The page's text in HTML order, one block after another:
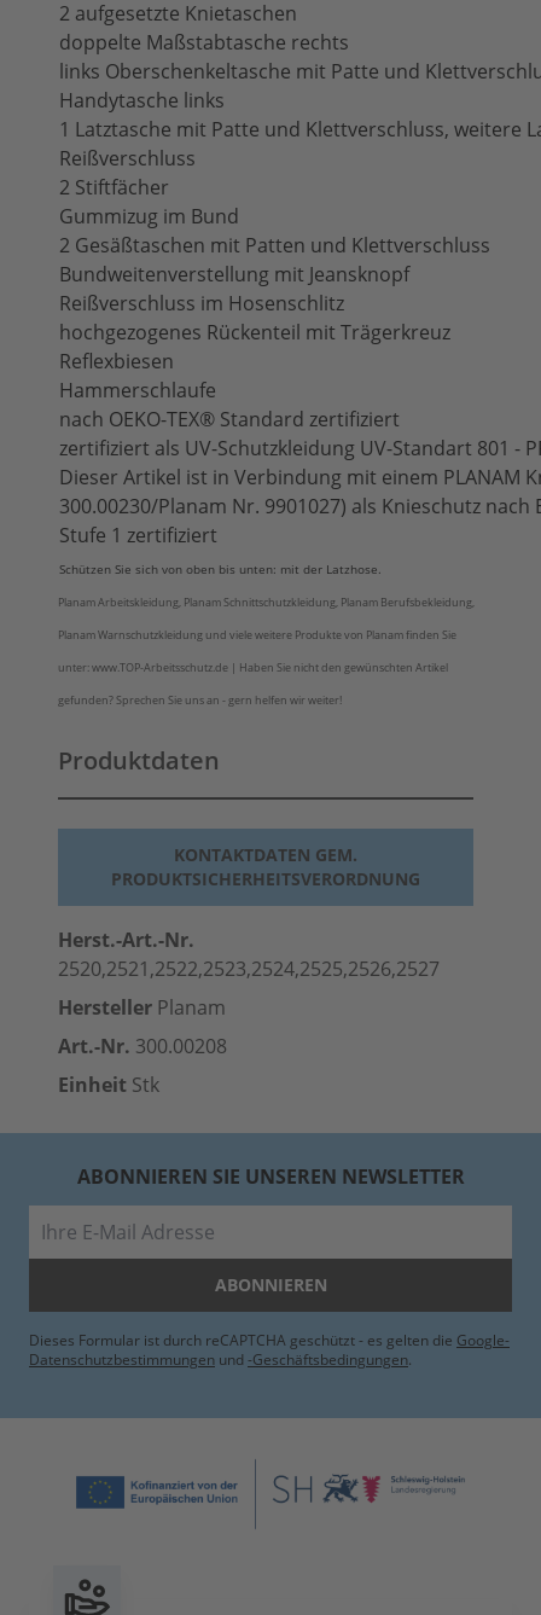
2 aufgesetzte Knietaschen
doppelte Maßstabtasche rechts
links Oberschenkeltasche mit Patte und
Handytasche links
1 Latztasche mit Patte und Klettverschluss, weitere
Reißverschluss
2 Stiftfächer
Gummizug im Bund
2 Gesäßtaschen mit Patten und Klettverschluss
Bundweitenverstellung mit Jeansknopf
Reißverschluss im Hosenschlitz
hochgezogenes Rückenteil mit Trägerkreuz
Reflexbiesen
Hammerschlaufe
nach OEKO-TEX® Standard zertifiziert
zertifiziert als UV-Schutzkleidung UV-Standart 801 -
Dieser Artikel ist in Verbindung mit einem PLANAM
300.00230/Planam Nr. 9901027) als Knieschutz nach
Stufe 1 zertifiziert
Schützen Sie sich von oben bis unten: mit der Latzhose.
Planam Arbeitskleidung, Planam Schnittschutzkleidung, Planam Berufsbekleidung,
Planam Warnschutzkleidung und viele weitere Produkte von Planam finden Sie
unter: www.TOP-Arbeitsschutz.de | Haben Sie nicht den gewünschten Artikel
gefunden? Sprechen Sie uns an - gern helfen wir weiter!
Produktdaten
KONTAKTDATEN GEM.
PRODUKTSICHERHEITSVERORDNUNG
Herst.-Art.-Nr.
2520,2521,2522,2523,2524,2525,2526,2527
Hersteller Planam
Art.-Nr. 300.00208
Einheit Stk
ABONNIEREN SIE UNSEREN NEWSLETTER
ABONNIEREN
Dieses Formular ist durch reCAPTCHA geschützt - es gelten die Google-
Datenschutzbestimmungen und -Geschäftsbedingungen.